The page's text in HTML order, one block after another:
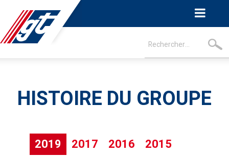
HISTOIRE DU GROUPE
2019 2017 2016
2015